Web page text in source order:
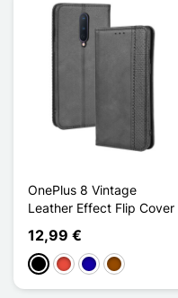
OnePlus 8 Vintage
Leather Effect Flip Cover
12,99 €
NegroRojoAzul oscuro
Marrón